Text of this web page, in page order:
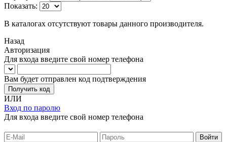
Показать:
В каталогах отсутствуют товары данного производителя.
Назад
Авторизация
Для входа введите свой номер телефона
Вам будет отправлен код подтверждения
Получить код
ИЛИ
Вход по паролю
Для входа введите свой номер телефона